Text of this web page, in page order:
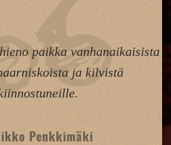
paikka vanhanaikaisista
ja kilvistä
Penkkimäki